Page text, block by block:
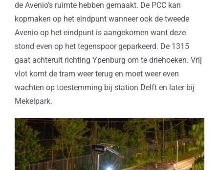
de Avenio’s ruimte hebben gemaakt. De PCC kan
kopmaken op het eindpunt wanneer ook de tweede
Avenio op het eindpunt is aangekomen want deze
stond even op het tegenspoor geparkeerd. De 1315
gaat achteruit richting Ypenburg om te driehoeken. Vrij
vlot komt de tram weer terug en moet weer even
wachten op toestemming bij station Delft en later bij
Mekelpark.